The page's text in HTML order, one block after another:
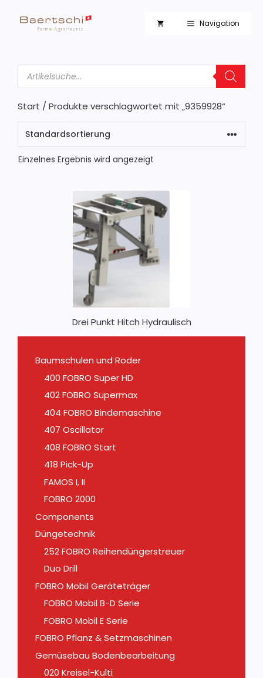
Inhalt
Navigation
Products
search
Start / Produkte verschlagwortet mit „9359928“
Einzelnes Ergebnis wird angezeigt
Drei Punkt Hitch Hydraulisch
Baumschulen und Roder
400 FOBRO Super HD
402 FOBRO Supermax
404 FOBRO Bindemaschine
407 Oscillator
408 FOBRO Start
418 Pick-Up
FAMOS I, II
FOBRO 2000
Components
Düngetechnik
252 FOBRO Reihendüngerstreuer
Duo Drill
FOBRO Mobil Geräteträger
FOBRO Mobil B-D Serie
FOBRO Mobil E Serie
FOBRO Pflanz & Setzmaschinen
Gemüsebau Bodenbearbeitung
020 Kreisel-Kulti